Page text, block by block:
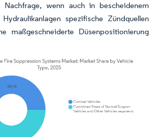
Nachfrage, wenn auch in bescheidenem
spezifische Zündquellen
maßgeschneiderte Düsenpositionierung